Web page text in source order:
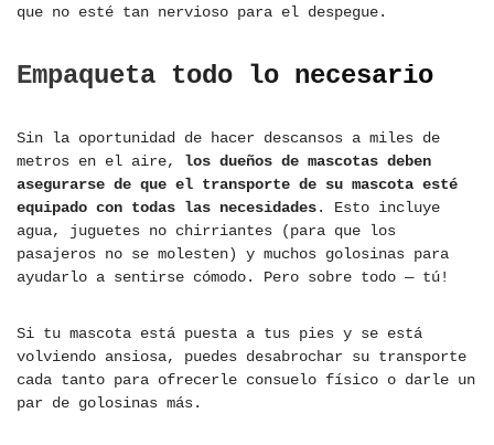
que no esté tan nervioso para el despegue.
Empaqueta todo lo necesario
Sin la oportunidad de hacer descansos a miles de
metros en el aire, los dueños de mascotas deben
asegurarse de que el transporte de su mascota esté
equipado con todas las necesidades. Esto incluye
agua, juguetes no chirriantes (para que los
pasajeros no se molesten) y muchos golosinas para
ayudarlo a sentirse cómodo. Pero sobre todo — tú!
Si tu mascota está puesta a tus pies y se está
volviendo ansiosa, puedes desabrochar su transporte
cada tanto para ofrecerle consuelo físico o darle un
par de golosinas más.